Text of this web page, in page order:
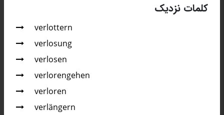
کلمات نزدیک
verlottern
verlosung
verlosen
verlorengehen
verloren
verlängern